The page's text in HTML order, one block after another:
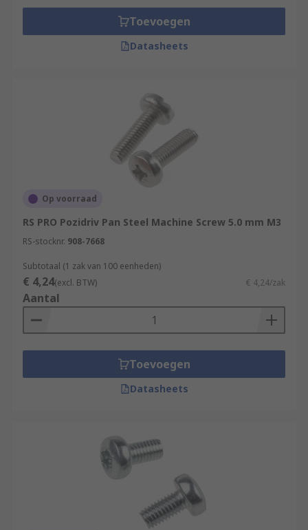
Toevoegen
Datasheets
Op voorraad
RS PRO Pozidriv Pan Steel Machine Screw 5.0 mm M3
RS-stocknr. 908-7668
Subtotaal (1 zak van 100 eenheden)
€ 4,24(excl. BTW) € 4,24/zak
Aantal
Toevoegen
Datasheets